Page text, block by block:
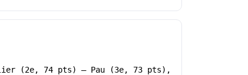
(2e, 74 pts) – Pau (3e, 73 pts),